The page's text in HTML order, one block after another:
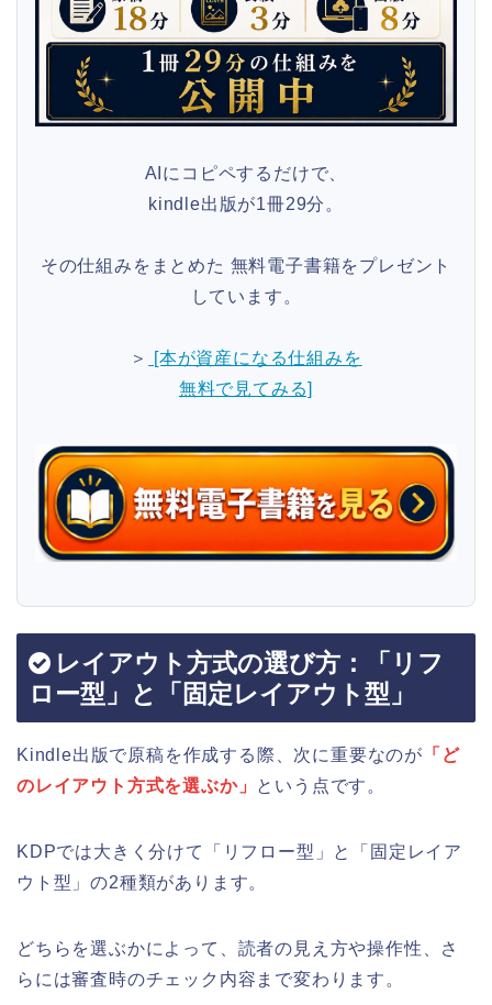
AIにコピペするだけで、
kindle出版が1冊29分。
その仕組みをまとめた 無料電子書籍をプレゼント
しています。
＞
[本が資産になる仕組みを
無料で見てみる]
レイアウト方式の選び方：「リフ
ロー型」と「固定レイアウト型」
Kindle出版で原稿を作成する際、次に重要なのが 「ど
のレイアウト方式を選ぶか」 という点です。
KDPでは大きく分けて「リフロー型」と「固定レイア
ウト型」の2種類があります。
どちらを選ぶかによって、読者の見え方や操作性、さ
らには審査時のチェック内容まで変わります。